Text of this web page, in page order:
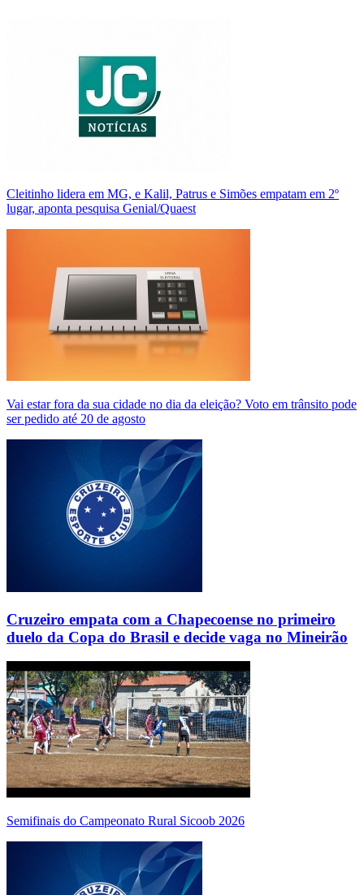
Cleitinho lidera em MG, e Kalil, Patrus e Simões empatam em 2º
lugar, aponta pesquisa Genial/Quaest
Vai estar fora da sua cidade no dia da eleição? Voto em trânsito pode
ser pedido até 20 de agosto
Cruzeiro empata com a Chapecoense no primeiro
duelo da Copa do Brasil e decide vaga no Mineirão
Semifinais do Campeonato Rural Sicoob 2026